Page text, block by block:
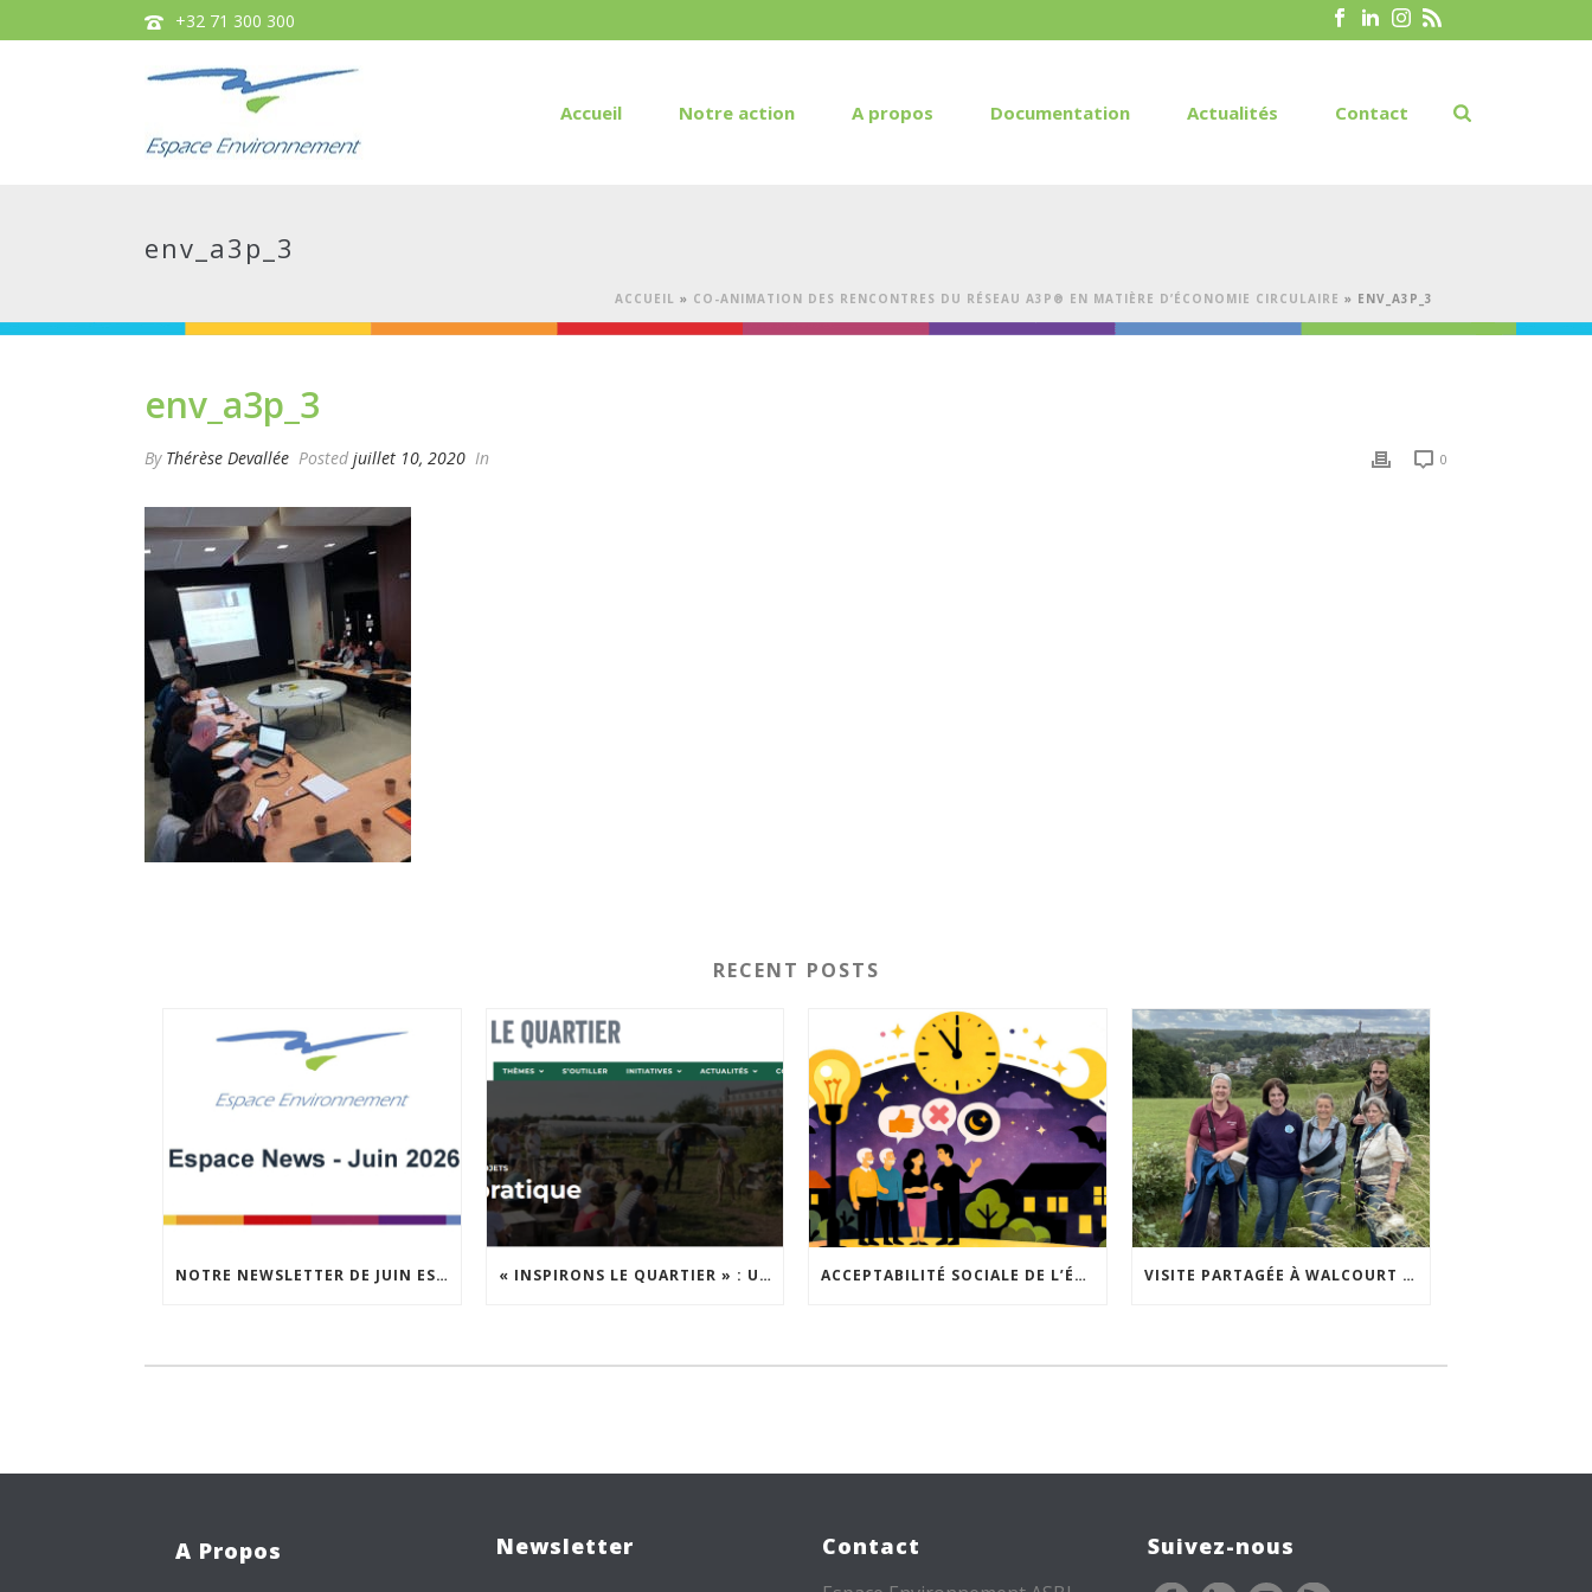
+32 71 300 300
Accueil Notre action A propos Documentation Actualités Contact
env_a3p_3
ACCUEIL » CO-ANIMATION DES RENCONTRES DU RÉSEAU A3P® EN MATIÈRE D’ÉCONOMIE CIRCULAIRE » ENV_A3P_3
env_a3p_3
By Thérèse Devallée Posted juillet 10, 2020 In 0
RECENT POSTS
NOTRE NEWSLETTER DE JUIN EST EN LIGNE ! « INSPIRONS LE QUARTIER » : UN NOUVEL APPEL À PROJETS EST LANCÉ ! ACCEPTABILITÉ SOCIALE DE L’ÉCLAIRAGE NOCTURNE : LE REPLAY EST DISPONIBLE VISITE PARTAGÉE À WALCOURT : UNE DÉMARCHE PARTICIPATIVE ANIMÉE PAR ESPACE ENVIRONNEMENT
A Propos Newsletter Contact Suivez-nous